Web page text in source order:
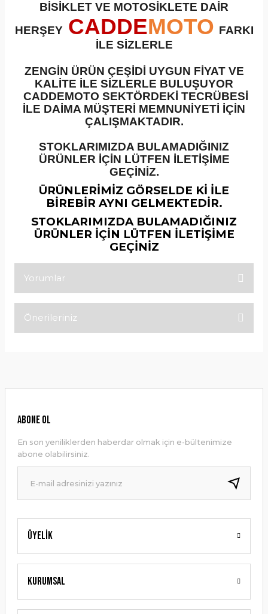
BİSİKLET VE MOTOSİKLETE DAİR
HERŞEY CADDEMOTO FARKI
İLE SİZLERLE
ZENGİN ÜRÜN ÇEŞİDİ UYGUN FİYAT VE
KALİTE İLE SİZLERLE BULUŞUYOR
CADDEMOTO SEKTÖRDEKİ TECRÜBESİ
İLE DAİMA MÜŞTERİ MEMNUNİYETİ İÇİN
ÇALIŞMAKTADIR.
STOKLARIMIZDA BULAMADIĞINIZ
ÜRÜNLER İÇİN LÜTFEN İLETİŞİME
GEÇİNİZ.
ÜRÜNLERİMİZ GÖRSELDE Kİ İLE
BİREBİR AYNI GELMEKTEDİR.
STOKLARIMIZDA BULAMADIĞINIZ
ÜRÜNLER İÇİN LÜTFEN İLETİŞİME
GEÇİNİZ
Yorumlar
Önerileriniz
Ürün resmi kalitesiz, bozuk veya görüntülenemiyor.
Ürün bilgilerinde hatalar bulunuyor.
Ürün fiyatı diğer sitelerden daha pahalı.
Bu ürüne benzer farklı alternatifler olmalı.
Gönder
Üyelik
Kurumsal
ABONE OL
En son yeniliklerden haberdar olmak için e-bültenimize
abone olabilirsiniz.